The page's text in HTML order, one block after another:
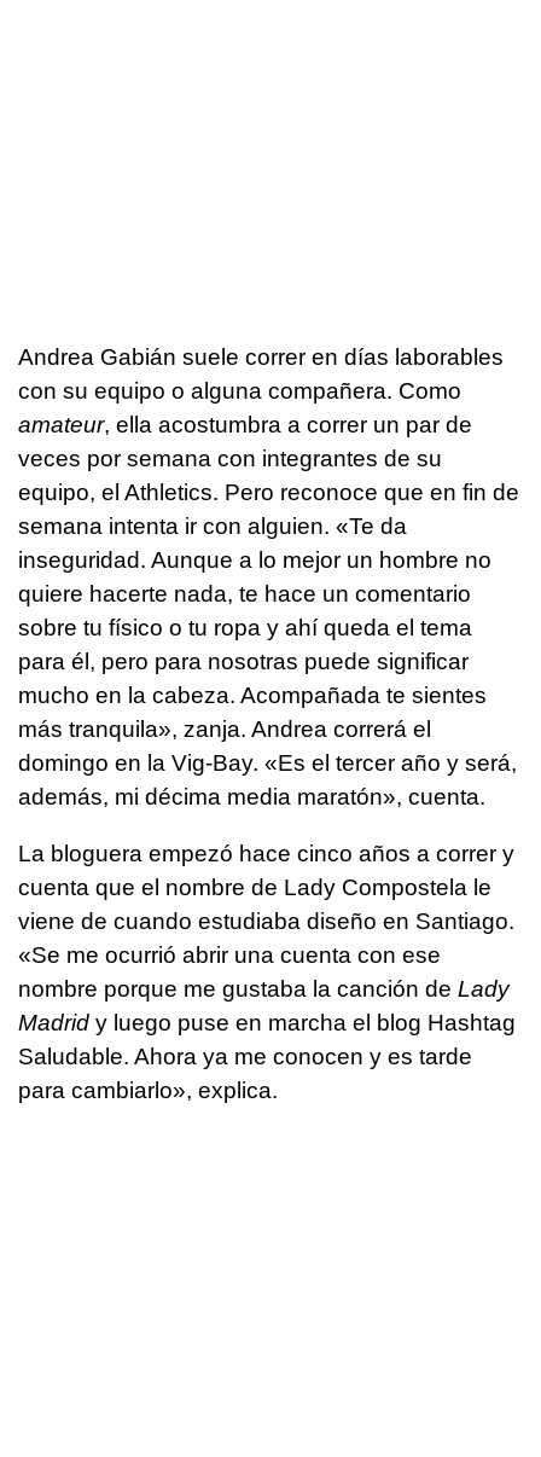
Andrea Gabián suele correr en días laborables
con su equipo o alguna compañera. Como
amateur, ella acostumbra a correr un par de
veces por semana con integrantes de su
equipo, el Athletics. Pero reconoce que en fin de
semana intenta ir con alguien. «Te da
inseguridad. Aunque a lo mejor un hombre no
quiere hacerte nada, te hace un comentario
sobre tu físico o tu ropa y ahí queda el tema
para él, pero para nosotras puede significar
mucho en la cabeza. Acompañada te sientes
más tranquila», zanja. Andrea correrá el
domingo en la Vig-Bay. «Es el tercer año y será,
además, mi décima media maratón», cuenta.
La bloguera empezó hace cinco años a correr y
cuenta que el nombre de Lady Compostela le
viene de cuando estudiaba diseño en Santiago.
«Se me ocurrió abrir una cuenta con ese
nombre porque me gustaba la canción de Lady
Madrid y luego puse en marcha el blog Hashtag
Saludable. Ahora ya me conocen y es tarde
para cambiarlo», explica.